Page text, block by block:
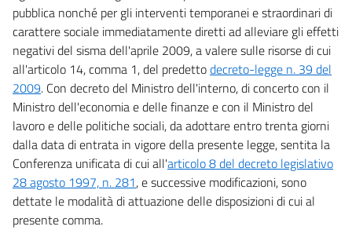
pubblica nonché per gli interventi temporanei e straordinari di
carattere sociale immediatamente diretti ad alleviare gli effetti
negativi del sisma dell'aprile 2009, a valere sulle risorse di cui
all'articolo 14, comma 1, del predettodecreto-legge n. 39 del
2009. Con decreto del Ministro dell'interno, di concerto con il
Ministro dell'economia e delle finanze e con il Ministro del
lavoro e delle politiche sociali, da adottare entro trenta giorni
dalla data di entrata in vigore della presente legge, sentita la
Conferenza unificata di cui all'articolo 8 del decreto legislativo
28 agosto 1997, n. 281, e successive modificazioni, sono
dettate le modalità di attuazione delle disposizioni di cui al
presente comma.